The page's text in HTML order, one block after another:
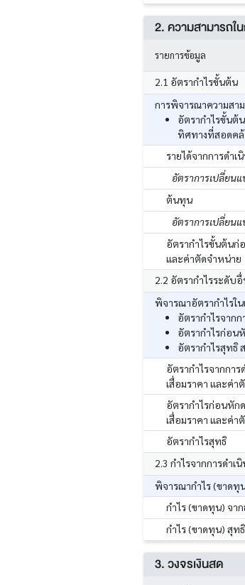
2. ความสามารถใ
รายการข้อมูล
2.1 อัตรากำไรขั้นต้น
การพิจารณาความสา
อัตรากำไรขั้นต้
ทิศทางที่สอดคล้
รายได้จากการดำเ
อัตราการเปลี่ยนแ
ต้นทุน
อัตราการเปลี่ยนแ
อัตรากำไรขั้นต้นก่
และค่าตัดจำหน่าย
2.2 อัตรากำไรระดับ
พิจารณาอัตรากำไรใ
อัตรากำไรจาก
อัตรากำไรก่อน
อัตรากำไรสุทธิ
อัตรากำไรจากกา
เสื่อมราคา และค่า
อัตรากำไรก่อนหัก
เสื่อมราคา และค่า
อัตรากำไรสุทธิ
2.3 กำไรจากการดำ
พิจารณากำไร (ขาดทุ
กำไร (ขาดทุน) จา
กำไร (ขาดทุน) สุทธิ
3. วงจรเงินสด